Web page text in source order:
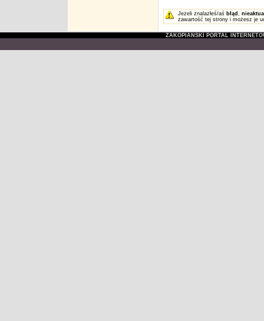
Jeżeli znalazłeś/aś błąd ,
zawartość tej strony i możesz je
ZAKOPIAŃSKI PORTAL